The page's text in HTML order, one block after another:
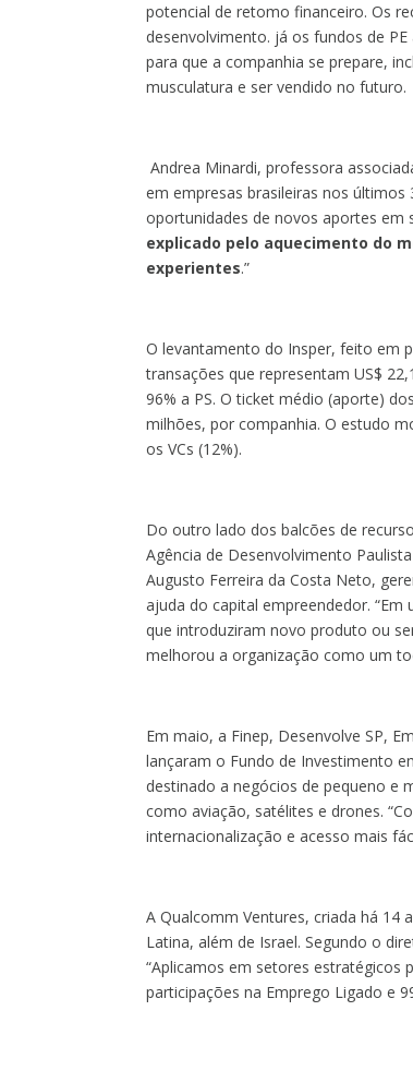
potencial de retomo financeiro. Os
desenvolvimento. já os fundos de
para que a companhia se prepare,
musculatura e ser vendido no futuro.
Andrea Minardi, professora
em empresas brasileiras nos
oportunidades de novos aportes em
explicado pelo aquecimento do
experientes.”
O levantamento do Insper, feito em
transações que representam US$
96% a PS. O ticket médio (aporte)
milhões, por companhia. O estudo
os VCs (12%).
Do outro lado dos balcões de
Agência de Desenvolvimento
Augusto Ferreira da Costa Neto,
ajuda do capital empreendedor.
que introduziram novo produto ou
melhorou a organização como um
Em maio, a Finep, Desenvolve SP,
lançaram o Fundo de Investimento
destinado a negócios de pequeno e
como aviação, satélites e drones.
internacionalização e acesso mais
A Qualcomm Ventures, criada há 14
Latina, além de Israel. Segundo o
“Aplicamos em setores estratégicos
participações na Emprego Ligado e